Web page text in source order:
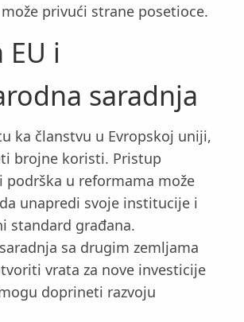
privući strane posetioce.
EU i
saradnja
ka članstvu u Evropskoj uniji,
brojne koristi. Pristup
podrška u reformama može
unapredi svoje institucije i
standard građana.
sa drugim zemljama
vrata za nove investicije
doprineti razvoju